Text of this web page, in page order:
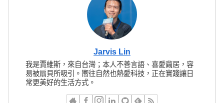
Jarvis Lin
我是賈維斯，來自台灣；本人不善言語、喜愛繭居，容
易被扇貝所吸引。嚮往自然也熱愛科技，正在實踐讓日
常更美好的生活方式。